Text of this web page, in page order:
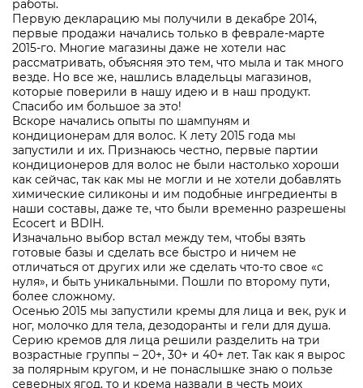
работы.
Первую декларацию мы получили в декабре 2014,
первые продажи начались только в феврале-марте
2015-го. Многие магазины даже не хотели нас
рассматривать, объясняя это тем, что мыла и так много
везде. Но все же, нашлись владельцы магазинов,
которые поверили в нашу идею и в наш продукт.
Спасибо им большое за это!
Вскоре начались опыты по шампуням и
кондиционерам для волос. К лету 2015 года мы
запустили и их. Признаюсь честно, первые партии
кондиционеров для волос не были настолько хороши
как сейчас, так как мы не могли и не хотели добавлять
химические силиконы и им подобные ингредиенты в
наши составы, даже те, что были временно разрешены
Ecocert и BDIH.
Изначально выбор встал между тем, чтобы взять
готовые базы и сделать все быстро и ничем не
отличаться от других или же сделать что-то свое «с
нуля», и быть уникальными. Пошли по второму пути,
более сложному.
Осенью 2015 мы запустили кремы для лица и век, рук и
ног, молочко для тела, дезодоранты и гели для душа.
Серию кремов для лица решили разделить на три
возрастные группы – 20+, 30+ и 40+ лет. Так как я вырос
за полярным кругом, и не понаслышке знаю о пользе
северных ягод, то и крема назвали в честь моих